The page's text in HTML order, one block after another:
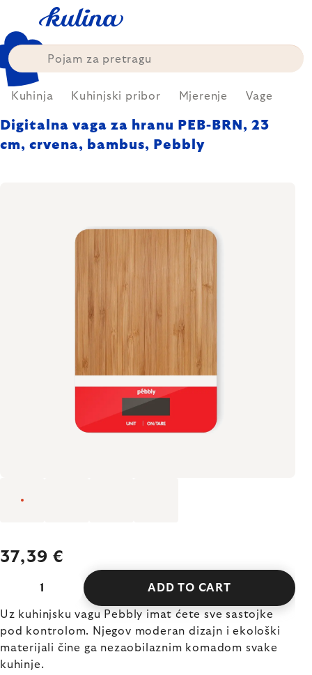
content
Kuhinja Kuhinjski pribor Mjerenje Vage
Digitalna vaga za hranu PEB-BRN, 23
cm, crvena, bambus, Pebbly
37,39 €
ADD TO CART
Uz kuhinjsku vagu Pebbly imat ćete sve sastojke
pod kontrolom. Njegov moderan dizajn i ekološki
materijali čine ga nezaobilaznim komadom svake
kuhinje.